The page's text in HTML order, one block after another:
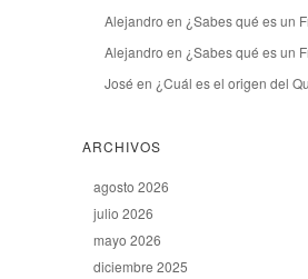
Alejandro en ¿Sabes qué es un
Alejandro en ¿Sabes qué es un
José en ¿Cuál es el origen del
ARCHIVOS
agosto 2026
julio 2026
mayo 2026
diciembre 2025